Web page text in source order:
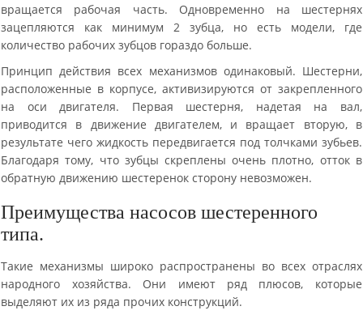
вращается рабочая часть. Одновременно на шестернях
зацепляются как минимум 2 зубца, но есть модели, где
количество рабочих зубцов гораздо больше.
Принцип действия всех механизмов одинаковый. Шестерни,
расположенные в корпусе, активизируются от закрепленного
на оси двигателя. Первая шестерня, надетая на вал,
приводится в движение двигателем, и вращает вторую, в
результате чего жидкость передвигается под толчками зубьев.
Благодаря тому, что зубцы скреплены очень плотно, отток в
обратную движению шестеренок сторону невозможен.
Преимущества насосов шестеренного
типа.
Такие механизмы широко распространены во всех отраслях
народного хозяйства. Они имеют ряд плюсов, которые
выделяют их из ряда прочих конструкций.